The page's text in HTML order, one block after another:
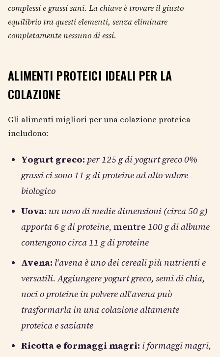
complessi e grassi sani. La chiave è trovare il giusto
equilibrio tra questi elementi, senza eliminare
completamente nessuno di essi.
ALIMENTI PROTEICI IDEALI PER LA
COLAZIONE
Gli alimenti migliori per una colazione proteica
includono:
Yogurt greco: per 125 g di yogurt greco 0%
grassi ci sono 11 g di proteine ad alto valore
biologico
Uova: un uovo di medie dimensioni (circa 50 g)
apporta 6 g di proteine, mentre 100 g di albume
contengono circa 11 g di proteine
Avena: l'avena è uno dei cereali più nutrienti e
versatili. Aggiungere yogurt greco, semi di chia,
noci o proteine in polvere all'avena può
trasformarla in una colazione altamente
proteica e saziante
Ricotta e formaggi magri: i formaggi magri,